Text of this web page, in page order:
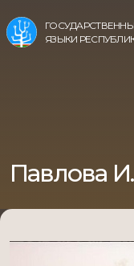
ЯЗЫКИ
Павлова